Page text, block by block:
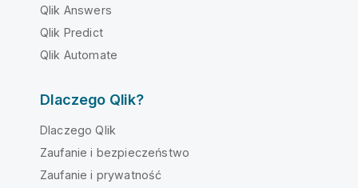
Qlik Answers
Qlik Predict
Qlik Automate
Dlaczego Qlik?
Dlaczego Qlik
Zaufanie i bezpieczeństwo
Zaufanie i prywatność